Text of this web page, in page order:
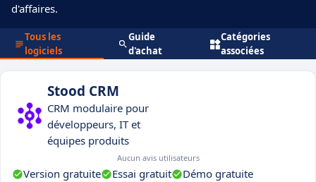
d'affaires.
Tous les
logiciels
Guide
d'achat
Catégories
associées
Stood CRM
CRM modulaire pour
développeurs, IT et
équipes produits
Aucun avis utilisateurs
Version gratuite Essai gratuit
Démo gratuite